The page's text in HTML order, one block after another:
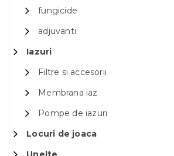
fungicide
adjuvanti
Iazuri
Filtre si accesorii
Membrana iaz
Pompe de iazuri
Locuri de joaca